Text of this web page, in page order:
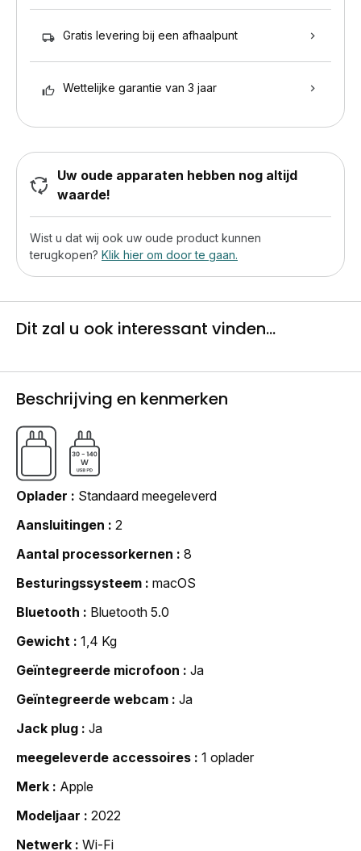
Gratis levering bij een afhaalpunt
Wettelijke garantie van 3 jaar
Uw oude apparaten hebben nog altijd
waarde!
Wist u dat wij ook uw oude product kunnen
terugkopen? Klik hier om door te gaan.
Dit zal u ook interessant vinden...
Beschrijving en kenmerken
Oplader
Standaard meegeleverd
Aansluitingen
2
Aantal processorkernen
8
Besturingssysteem
macOS
Bluetooth
Bluetooth 5.0
Gewicht
1,4 Kg
Geïntegreerde microfoon
Ja
Geïntegreerde webcam
Ja
Jack plug
Ja
meegeleverde accessoires
1 oplader
Merk
Apple
Modeljaar
2022
Netwerk
Wi-Fi